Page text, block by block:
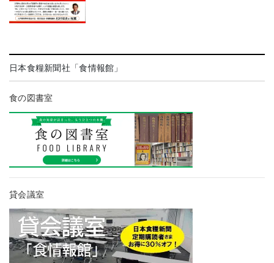
日本食糧新聞社「食情報館」
食の図書室
貸会議室